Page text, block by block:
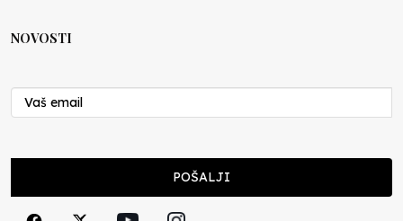
NOVOSTI
POŠALJI